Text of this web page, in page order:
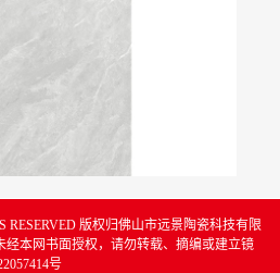
RESERVED 版权归佛山市远景陶瓷科技有限
经本网书面授权，请勿转载、摘编或建立镜
号